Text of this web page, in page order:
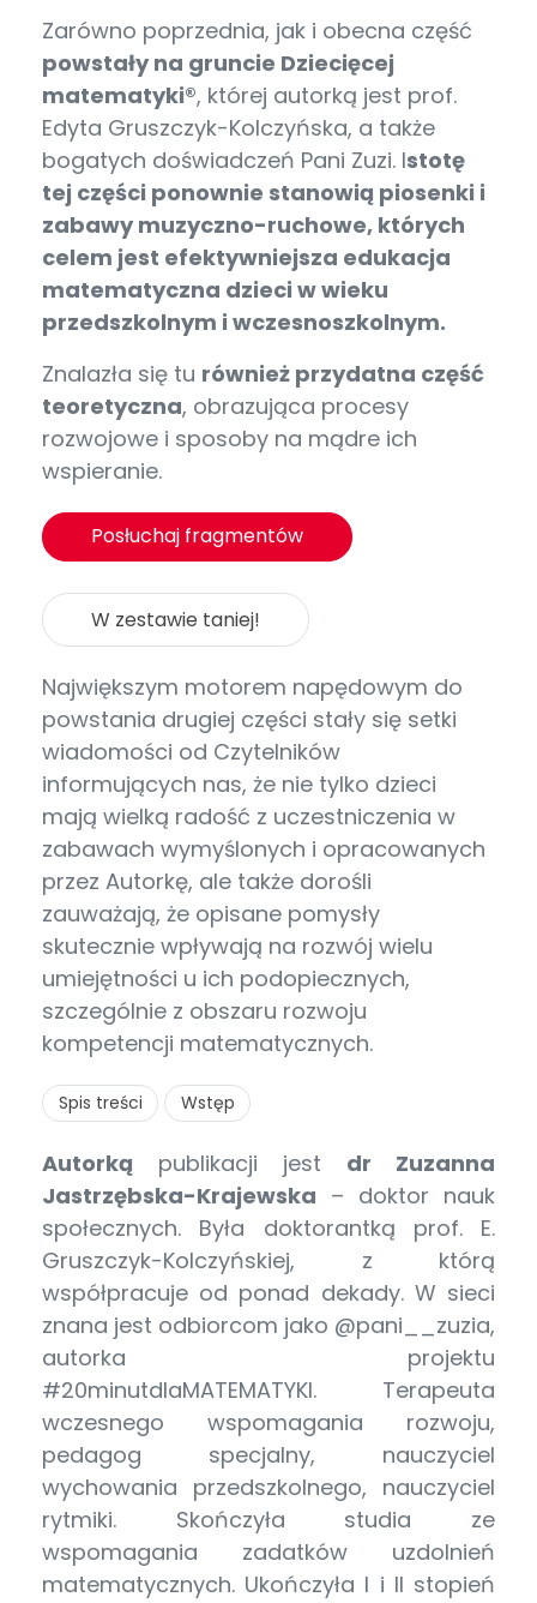
Zarówno poprzednia, jak i obecna część
powstały na gruncie Dziecięcej
matematyki®, której autorką jest prof.
Edyta Gruszczyk-Kolczyńska, a także
bogatych doświadczeń Pani Zuzi. Istotę
tej części ponownie stanowią piosenki i
zabawy muzyczno-ruchowe, których
celem jest efektywniejsza edukacja
matematyczna dzieci w wieku
przedszkolnym i wczesnoszkolnym.
Znalazła się tu również przydatna część
teoretyczna, obrazująca procesy
rozwojowe i sposoby na mądre ich
wspieranie.
Posłuchaj fragmentów
W zestawie taniej!
Największym motorem napędowym do
powstania drugiej części stały się setki
wiadomości od Czytelników
informujących nas, że nie tylko dzieci
mają wielką radość z uczestniczenia w
zabawach wymyślonych i opracowanych
przez Autorkę, ale także dorośli
zauważają, że opisane pomysły
skutecznie wpływają na rozwój wielu
umiejętności u ich podopiecznych,
szczególnie z obszaru rozwoju
kompetencji matematycznych.
Spis treści Wstęp
Autorką publikacji jest dr Zuzanna
Jastrzębska-Krajewska – doktor nauk
społecznych. Była doktorantką prof. E.
Gruszczyk-Kolczyńskiej, z którą
współpracuje od ponad dekady. W sieci
znana jest odbiorcom jako @pani__zuzia,
autorka projektu
#20minutdlaMATEMATYKI. Terapeuta
wczesnego wspomagania rozwoju,
pedagog specjalny, nauczyciel
wychowania przedszkolnego, nauczyciel
rytmiki. Skończyła studia ze
wspomagania zadatków uzdolnień
matematycznych. Ukończyła I i II stopień